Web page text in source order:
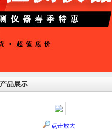
产品展示
点击放大